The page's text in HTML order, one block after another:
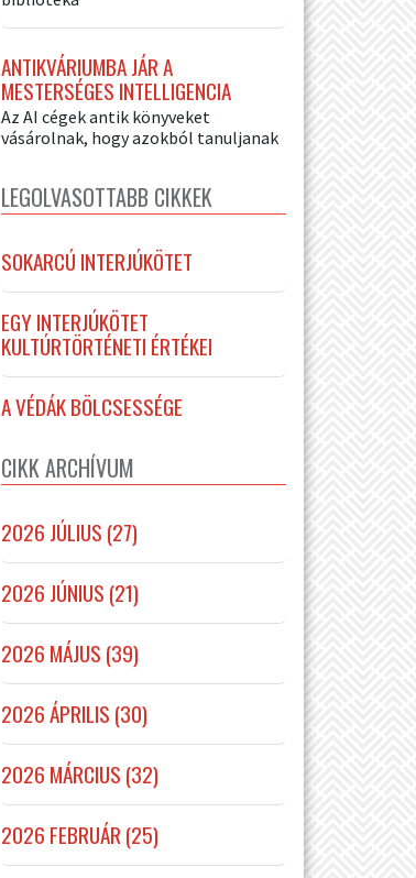
ANTIKVÁRIUMBA JÁR A
MESTERSÉGES INTELLIGENCIA
Az AI cégek antik könyveket
vásárolnak, hogy azokból tanuljanak
LEGOLVASOTTABB CIKKEK
SOKARCÚ INTERJÚKÖTET
EGY INTERJÚKÖTET
KULTÚRTÖRTÉNETI ÉRTÉKEI
A VÉDÁK BÖLCSESSÉGE
CIKK ARCHÍVUM
2026 JÚLIUS (27)
2026 JÚNIUS (21)
2026 MÁJUS (39)
2026 ÁPRILIS (30)
2026 MÁRCIUS (32)
2026 FEBRUÁR (25)